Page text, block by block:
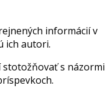
informácií v
ich autori.
s názormi